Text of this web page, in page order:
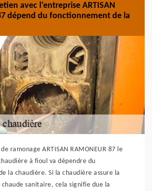
avec l’entreprise ARTISAN
dépend du fonctionnement de la
ramonage ARTISAN RAMONEUR 87 le
à fioul va dépendre du
la chaudière. Si la chaudière assure la
chaude sanitaire, cela signifie due la